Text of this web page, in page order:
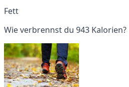
Fett
Wie verbrennst du 943 Kalorien?